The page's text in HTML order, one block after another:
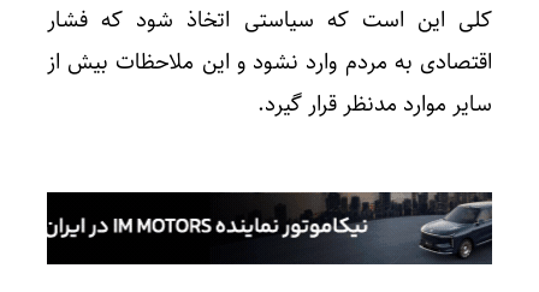
کلی این است که سیاستی اتخاذ شود که فشار
اقتصادی به مردم وارد نشود و این ملاحظات بیش از
سایر موارد مدنظر قرار گیرد.